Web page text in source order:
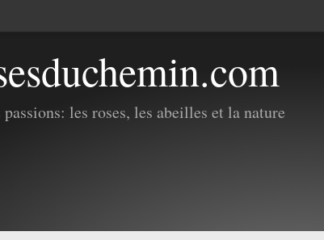
les roses, les abeilles et la nature